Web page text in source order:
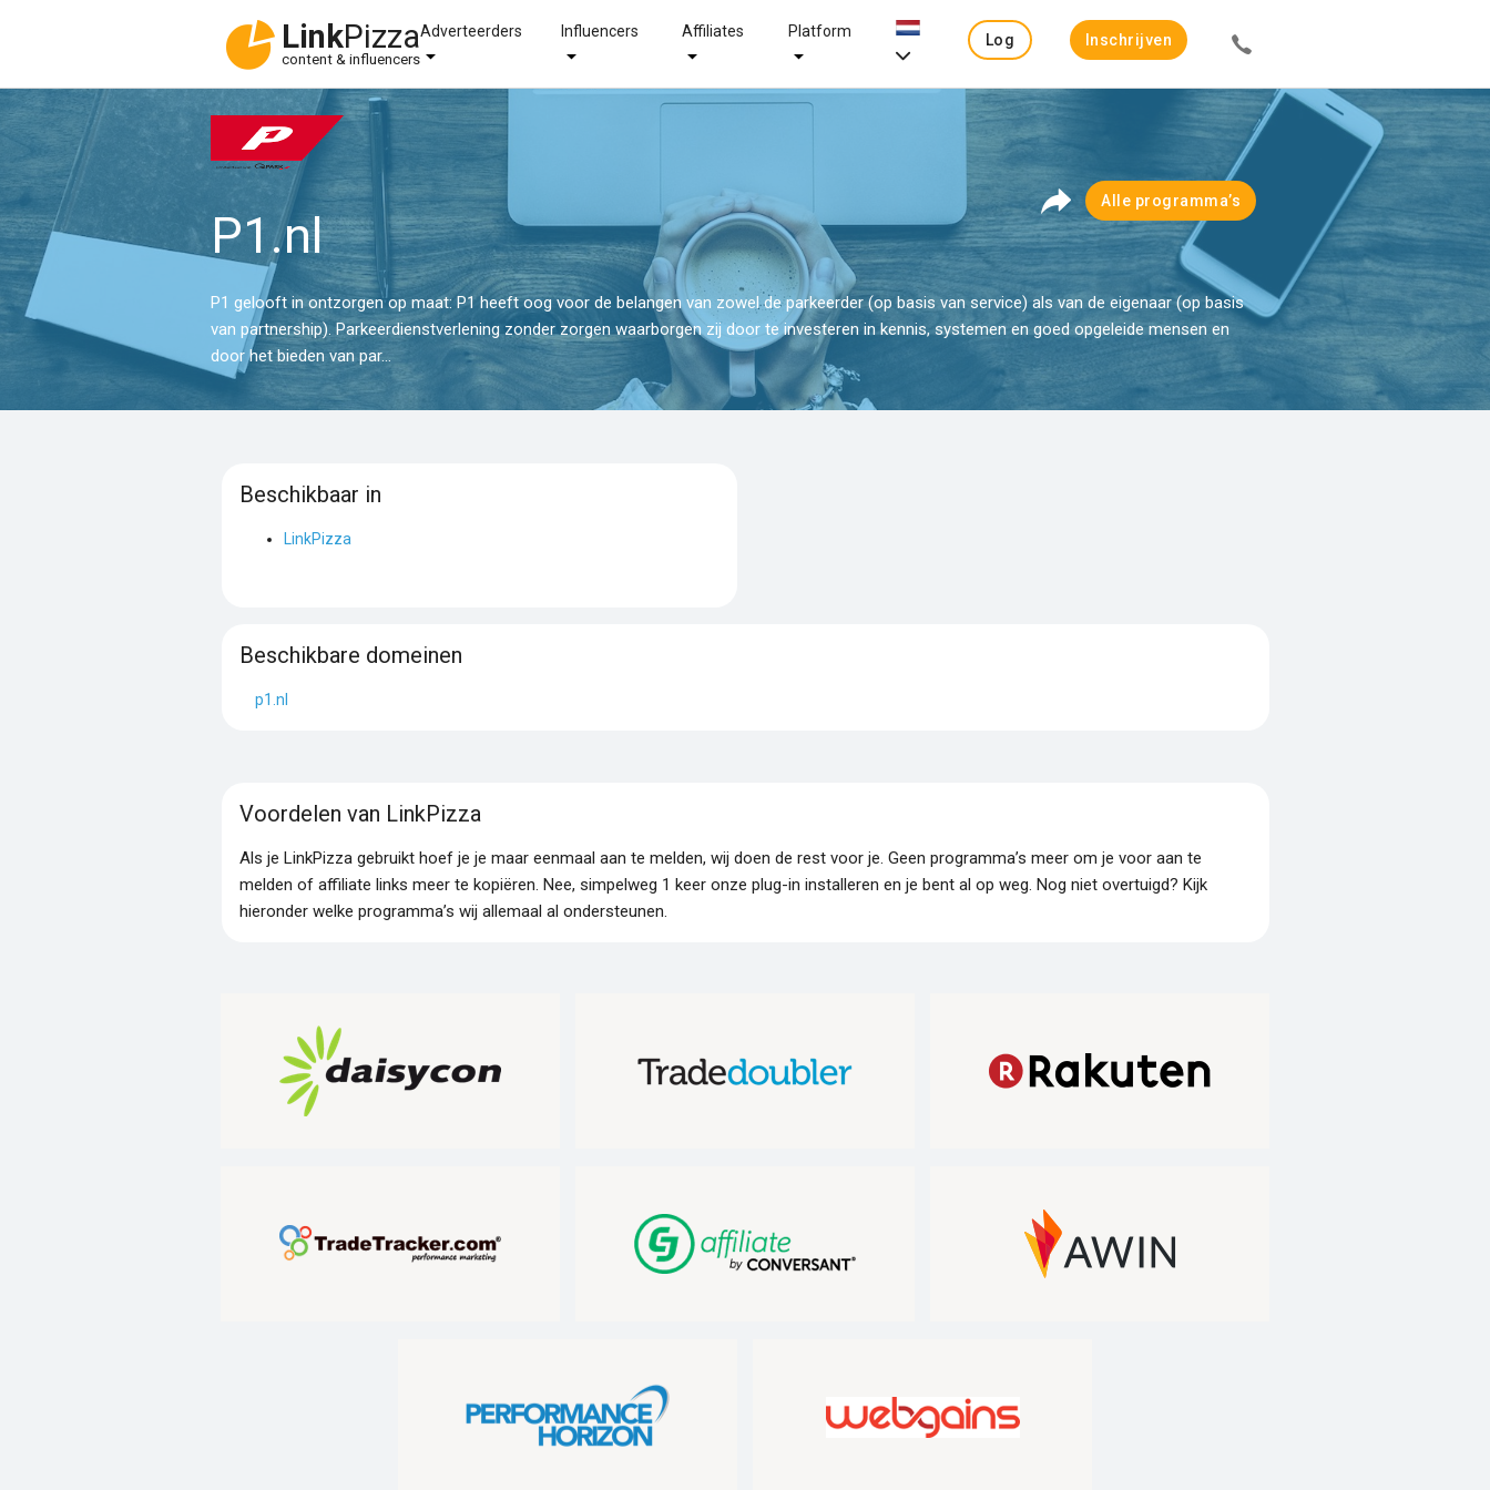
LinkPizza
content & influencers
Adverteerders Influencers Affiliates Platform
Log
Inschrijven
P1.nl
Alle programma’s
P1 gelooft in ontzorgen op maat: P1 heeft oog voor de belangen van zowel de parkeerder (op basis van service) als van de eigenaar (op basis
van partnership). Parkeerdienstverlening zonder zorgen waarborgen zij door te investeren in kennis, systemen en goed opgeleide mensen en
door het bieden van par...
Beschikbaar in
LinkPizza
Beschikbare domeinen
p1.nl
Voordelen van LinkPizza
Als je LinkPizza gebruikt hoef je je maar eenmaal aan te melden, wij doen de rest voor je. Geen programma’s meer om je voor aan te
melden of affiliate links meer te kopiëren. Nee, simpelweg 1 keer onze plug-in installeren en je bent al op weg. Nog niet overtuigd? Kijk
hieronder welke programma’s wij allemaal al ondersteunen.